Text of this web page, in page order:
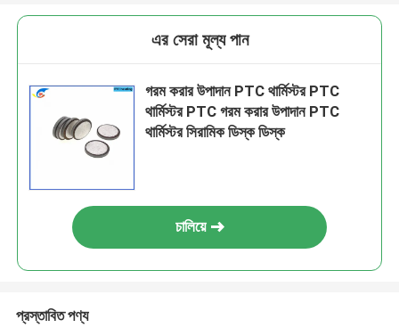
এর সেরা মূল্য পান
গরম করার উপাদান PTC থার্মিস্টর PTC
থার্মিস্টর PTC গরম করার উপাদান PTC
থার্মিস্টর সিরামিক ডিস্ক ডিস্ক
চালিয়ে
প্রস্তাবিত পণ্য